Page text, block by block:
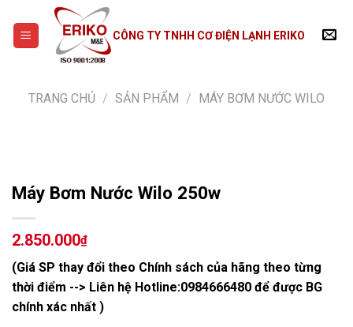
content
CÔNG TY TNHH CƠ ĐIỆN LẠNH ERIKO
TRANG CHỦ / SẢN PHẨM / MÁY BƠM NƯỚC WILO
Máy Bơm Nước Wilo 250w
2.850.000₫
(Giá SP thay đổi theo Chính sách của hãng theo từng
thời điểm --> Liên hệ Hotline:0984666480 để được BG
chính xác nhất )